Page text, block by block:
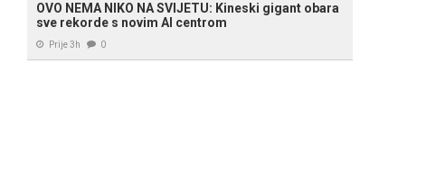
OVO NEMA NIKO NA SVIJETU: Kineski gigant obara
sve rekorde s novim AI centrom
Prije 3h 0